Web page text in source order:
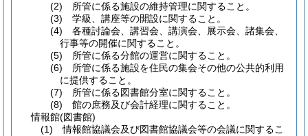
(2) 所管に係る施設の維持管理に関すること。
(3) 学級、講座等の開設に関すること。
(4) 各種討論会、講習会、講演会、展示会、諸集会、
行事等の開催に関すること。
(5) 所管に係る分館の運営に関すること。
(6) 所管に係る施設を住民の集会その他の公共的利用
に提供すること。
(7) 所管に係る図書館分室に関すること。
(8) 館の庶務及び会計経理に関すること。
情報館(図書館)
(1) 情報館協議会及び図書館協議会等の会議に関するこ